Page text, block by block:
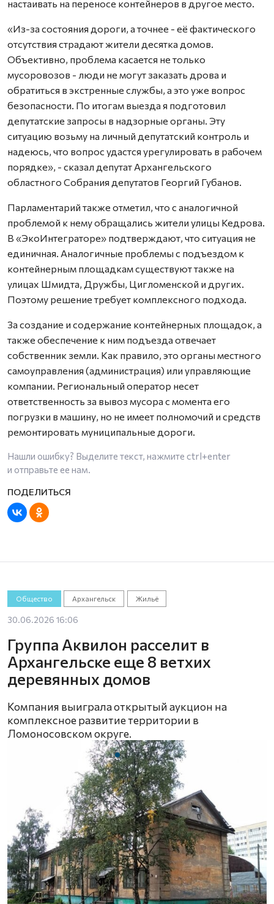
настаивать на переносе контейнеров в другое место.
«Из-за состояния дороги, а точнее - её фактического
отсутствия страдают жители десятка домов.
Объективно, проблема касается не только
мусоровозов - люди не могут заказать дрова и
обратиться в экстренные службы, а это уже вопрос
безопасности. По итогам выезда я подготовил
депутатские запросы в надзорные органы. Эту
ситуацию возьму на личный депутатский контроль и
надеюсь, что вопрос удастся урегулировать в рабочем
порядке», - сказал депутат Архангельского
областного Собрания депутатов Георгий Губанов.
Парламентарий также отметил, что с аналогичной
проблемой к нему обращались жители улицы Кедрова.
В «ЭкоИнтеграторе» подтверждают, что ситуация не
единичная. Аналогичные проблемы с подъездом к
контейнерным площадкам существуют также на
улицах Шмидта, Дружбы, Цигломенской и других.
Поэтому решение требует комплексного подхода.
За создание и содержание контейнерных площадок, а
также обеспечение к ним подъезда отвечает
собственник земли. Как правило, это органы местного
самоуправления (администрация) или управляющие
компании. Региональный оператор несет
ответственность за вывоз мусора с момента его
погрузки в машину, но не имеет полномочий и средств
ремонтировать муниципальные дороги.
Нашли ошибку? Выделите текст, нажмите ctrl+enter
и отправьте ее нам.
Общество Архангельск Жильё
30.06.2026 16:06
Группа Аквилон расселит в
Архангельске еще 8 ветхих
деревянных домов
Компания выиграла открытый аукцион на
комплексное развитие территории в
Ломоносовском округе.